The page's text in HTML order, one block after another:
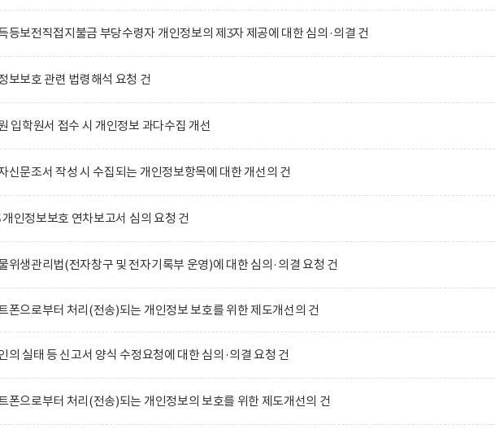
등보전직접지불금 부당수령자 개인정보의 제3자 제공에 대한 심의·의결 건
보보호 관련 법령해석 요청 건
입학원서 접수 시 개인정보 과다수집 개선
신문조서 작성 시 수집되는 개인정보항목에 대한 개선의 건
인정보보호 연차보고서 심의 요청 건
위생관리법(전자창구 및 전자기록부 운영)에 대한 심의·의결 요청 건
폰으로부터 처리(전송)되는 개인정보 보호를 위한 제도개선의 건
의 실태 등 신고서 양식 수정요청에 대한 심의·의결 요청 건
폰으로부터 처리(전송)되는 개인정보의 보호를 위한 제도개선의 건